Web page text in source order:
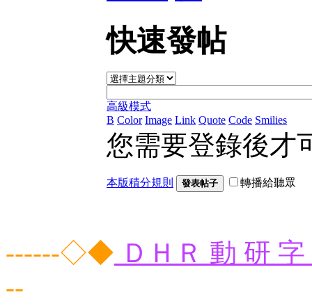
快速發帖
高級模式
B Color Image Link Quote Code Smilies
您需要登錄後才
本版積分規則 發表帖子 轉播給聽眾
------◇◆ ＤＨＲ 動 研
--